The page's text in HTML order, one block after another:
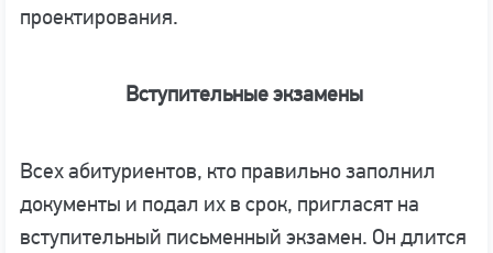
проектирования.
Вступительные экзамены
Всех абитуриентов, кто правильно заполнил
документы и подал их в срок, пригласят на
вступительный письменный экзамен. Он длится